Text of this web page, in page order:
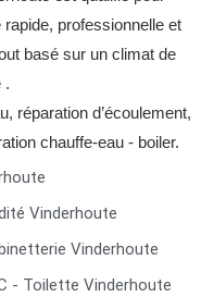
professionnelle et
basé sur un climat de
.
réparation d’écoulement,
chauffe-eau - boiler.
Vinderhoute
Vinderhoute
- Toilette Vinderhoute